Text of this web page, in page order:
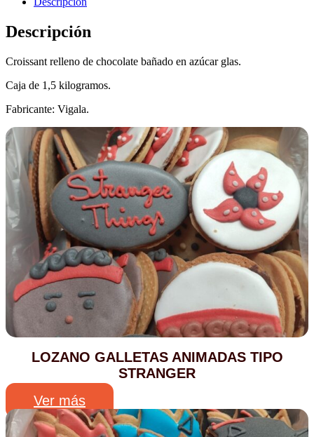
Descripción
Croissant relleno de chocolate bañado en azúcar glas.
Caja de 1,5 kilogramos.
Fabricante: Vigala.
LOZANO GALLETAS ANIMADAS TIPO
STRANGER
Ver más